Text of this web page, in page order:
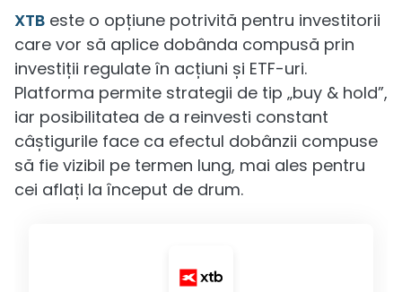
XTB este o opțiune potrivită pentru investitorii
care vor să aplice dobânda compusă prin
investiții regulate în acțiuni și ETF-uri.
Platforma permite strategii de tip „buy & hold”,
iar posibilitatea de a reinvesti constant
câștigurile face ca efectul dobânzii compuse
să fie vizibil pe termen lung, mai ales pentru
cei aflați la început de drum.